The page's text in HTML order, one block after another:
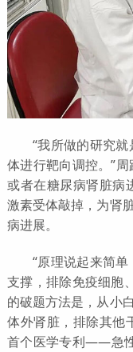
“我所做的研究
体进行靶向调控。”
或者在糖尿病肾脏病
激素受体敲掉，为肾
病进展。
“原理说起来简
支撑，排除免疫细胞
的破题方法是，从小
体外肾脏，排除其他
首个医学专利——急